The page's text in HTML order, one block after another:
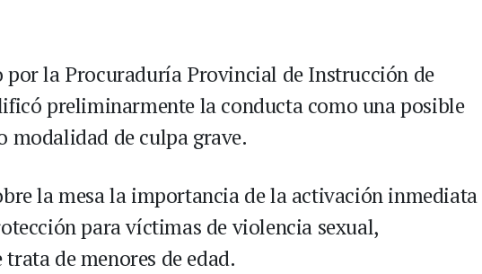
por la Procuraduría Provincial de Instrucción de
preliminarmente la conducta como una posible
modalidad de culpa grave.
la mesa la importancia de la activación inmediata
para víctimas de violencia sexual,
de menores de edad.